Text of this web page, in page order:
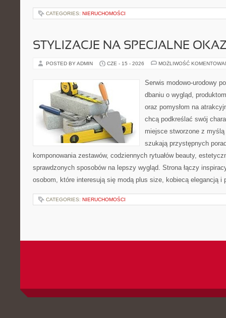
CATEGORIES: NIERUCHOMOŚCI
STYLIZACJE NA SPECJALNE
POSTED BY ADMIN CZE - 15 - 2026 MOŻLIWOŚĆ
Serwis modowo-urodowy
dbaniu o wygląd,
oraz pomysłom na
chcą podkreślać swój
miejsce stworzone z
szukają przystępnych
komponowania zestawów, codziennych rytuałów beauty,
sprawdzonych sposobów na lepszy wygląd. Strona łączy
osobom, które interesują się modą plus size, kobiecą elegancją
CATEGORIES: NIERUCHOMOŚCI